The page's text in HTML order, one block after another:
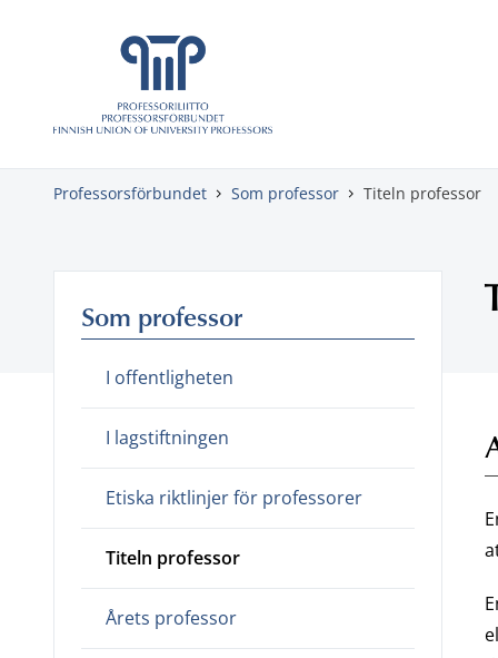
Gå direkt till innehåll
Professorsförbundet Som professor Titeln professor
Som professor
I offentligheten
I lagstiftningen
Etiska riktlinjer för professorer
Titeln professor
Årets professor